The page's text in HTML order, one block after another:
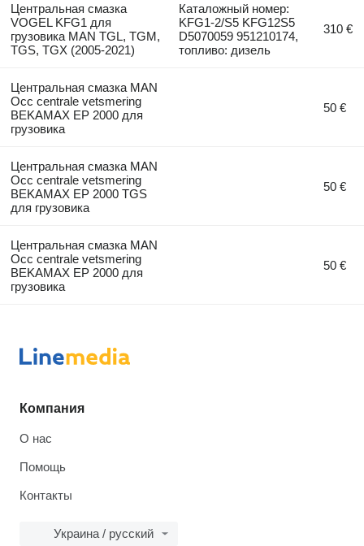
Центральная смазка
VOGEL KFG1 для
грузовика MAN TGL, TGM,
TGS, TGX (2005-2021)
Каталожный номер:
KFG1-2/S5 KFG12S5
D5070059 951210174,
топливо: дизель
310 €
Центральная смазка MAN
Occ centrale vetsmering
BEKAMAX EP 2000 для
грузовика
50 €
Центральная смазка MAN
Occ centrale vetsmering
BEKAMAX EP 2000 TGS
для грузовика
50 €
Центральная смазка MAN
Occ centrale vetsmering
BEKAMAX EP 2000 для
грузовика
50 €
Компания
О нас
Помощь
Контакты
Украина / русский